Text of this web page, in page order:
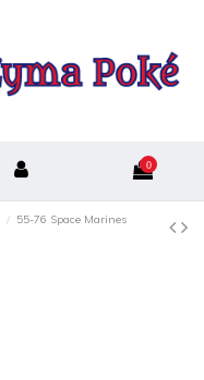
0
55-76 Space Marines